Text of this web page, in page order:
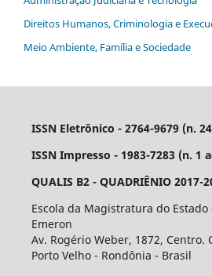
Direitos Humanos, Criminologia e
Meio Ambiente, Família e Sociedade
ISSN Eletrônico - 2764-9679 (n.
ISSN Impresso - 1983-7283 (n. 1
QUALIS B2 - QUADRIÊNIO 2017-
Escola da Magistratura do Estado
Emeron
Av. Rogério Weber, 1872, Centro.
Porto Velho - Rondônia - Brasil